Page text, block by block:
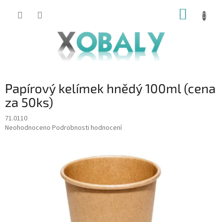
KOŠÍK
Papírový kelímek hnědý 100ml (cena
za 50ks)
71.0110
Průměrné
Neohodnoceno Podrobnosti hodnocení